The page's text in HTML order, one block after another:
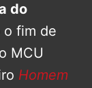
do
o fim de
MCU
Homem